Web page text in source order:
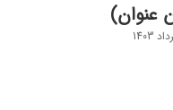
عنوان)